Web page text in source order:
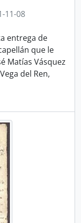
11-08
entrega de
que le
Matías Vásquez
del Ren,